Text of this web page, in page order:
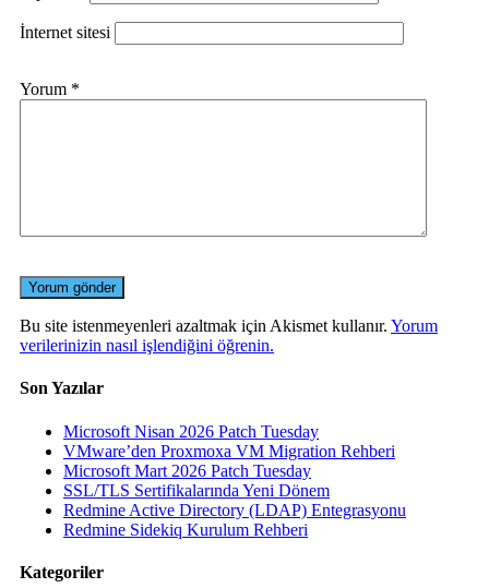
İnternet sitesi
Yorum *
Bu site istenmeyenleri azaltmak için Akismet kullanır. Yorum
verilerinizin nasıl işlendiğini öğrenin.
Son Yazılar
Microsoft Nisan 2026 Patch Tuesday
VMware’den Proxmoxa VM Migration Rehberi
Microsoft Mart 2026 Patch Tuesday
SSL/TLS Sertifikalarında Yeni Dönem
Redmine Active Directory (LDAP) Entegrasyonu
Redmine Sidekiq Kurulum Rehberi
Kategoriler